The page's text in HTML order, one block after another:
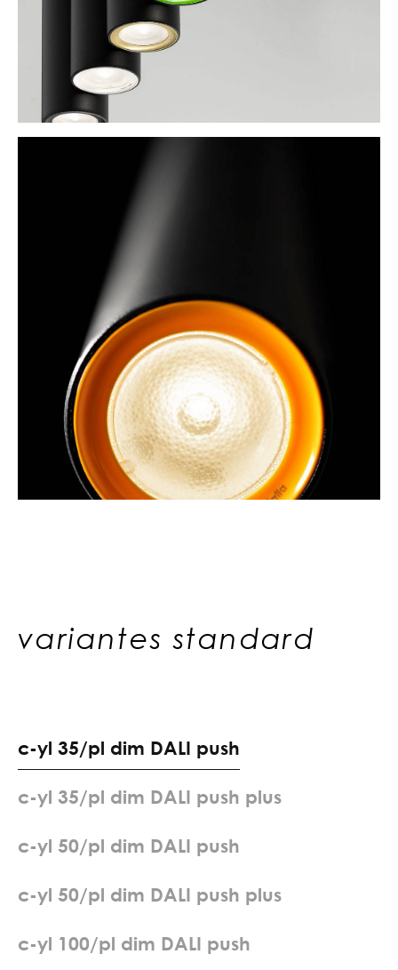
variantes standard
c-yl 35/pl dim DALI push
c-yl 35/pl dim DALI push plus
c-yl 50/pl dim DALI push
c-yl 50/pl dim DALI push plus
c-yl 100/pl dim DALI push